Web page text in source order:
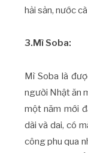
hải sản, nước
3.Mì Soba:
Mì Soba là
người Nhật ăn
một năm mới
dài và dai, có
công phu qua